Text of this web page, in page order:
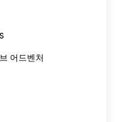
어드벤처